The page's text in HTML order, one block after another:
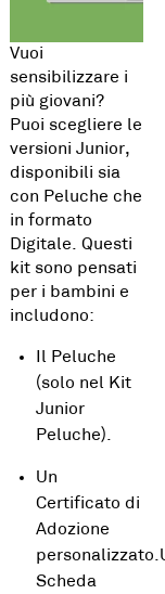
Vuoi
sensibilizzare i
più giovani?
Puoi scegliere le
versioni Junior,
disponibili sia
con Peluche che
in formato
Digitale. Questi
kit sono pensati
per i bambini e
includono:
Il Peluche
(solo nel Kit
Junior
Peluche).
Un
Certificato di
Adozione
Scheda